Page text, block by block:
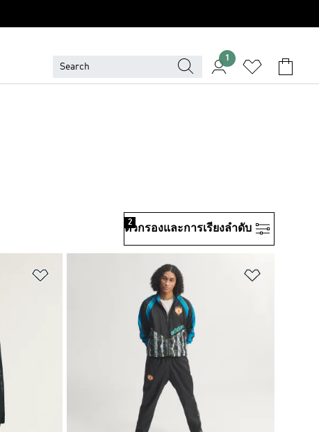
1
ตัวกรองและการเรียงลําดับ
2
เพิ่มไปยังรายการสินค้าโปรด